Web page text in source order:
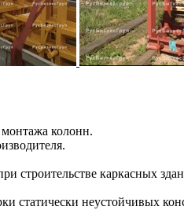
колонн.
строительстве каркасных
статически неустойчивых